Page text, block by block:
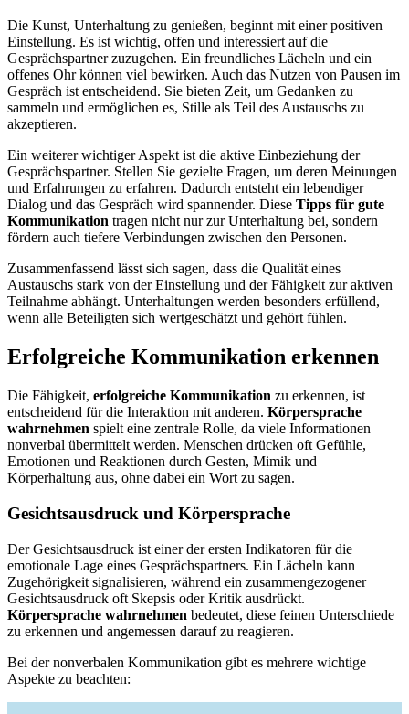
Die Kunst, Unterhaltung zu genießen, beginnt mit einer positiven
Einstellung. Es ist wichtig, offen und interessiert auf die
Gesprächspartner zuzugehen. Ein freundliches Lächeln und ein
offenes Ohr können viel bewirken. Auch das Nutzen von Pausen im
Gespräch ist entscheidend. Sie bieten Zeit, um Gedanken zu
sammeln und ermöglichen es, Stille als Teil des Austauschs zu
akzeptieren.
Ein weiterer wichtiger Aspekt ist die aktive Einbeziehung der
Gesprächspartner. Stellen Sie gezielte Fragen, um deren Meinungen
und Erfahrungen zu erfahren. Dadurch entsteht ein lebendiger
Dialog und das Gespräch wird spannender. Diese Tipps für gute
Kommunikation tragen nicht nur zur Unterhaltung bei, sondern
fördern auch tiefere Verbindungen zwischen den Personen.
Zusammenfassend lässt sich sagen, dass die Qualität eines
Austauschs stark von der Einstellung und der Fähigkeit zur aktiven
Teilnahme abhängt. Unterhaltungen werden besonders erfüllend,
wenn alle Beteiligten sich wertgeschätzt und gehört fühlen.
Erfolgreiche Kommunikation erkennen
Die Fähigkeit, erfolgreiche Kommunikation zu erkennen, ist
entscheidend für die Interaktion mit anderen. Körpersprache
wahrnehmen spielt eine zentrale Rolle, da viele Informationen
nonverbal übermittelt werden. Menschen drücken oft Gefühle,
Emotionen und Reaktionen durch Gesten, Mimik und
Körperhaltung aus, ohne dabei ein Wort zu sagen.
Gesichtsausdruck und Körpersprache
Der Gesichtsausdruck ist einer der ersten Indikatoren für die
emotionale Lage eines Gesprächspartners. Ein Lächeln kann
Zugehörigkeit signalisieren, während ein zusammengezogener
Gesichtsausdruck oft Skepsis oder Kritik ausdrückt.
Körpersprache wahrnehmen bedeutet, diese feinen Unterschiede
zu erkennen und angemessen darauf zu reagieren.
Bei der nonverbalen Kommunikation gibt es mehrere wichtige
Aspekte zu beachten: